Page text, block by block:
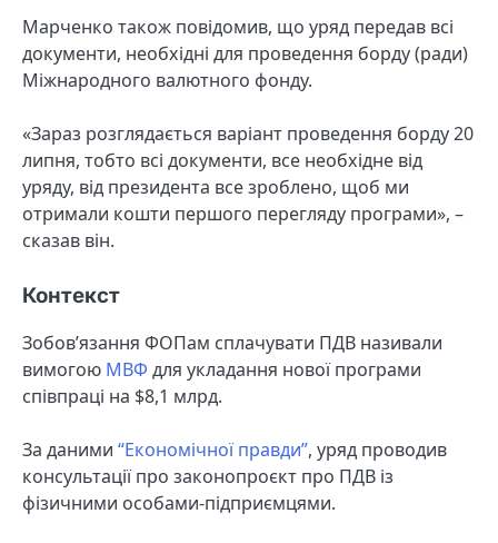
Марченко також повідомив, що уряд передав всі
документи, необхідні для проведення борду (ради)
Міжнародного валютного фонду.
«Зараз розглядається варіант проведення борду 20
липня, тобто всі документи, все необхідне від
уряду, від президента все зроблено, щоб ми
отримали кошти першого перегляду програми», –
сказав він.
Контекст
Зобов’язання ФОПам сплачувати ПДВ називали
вимогою МВФ для укладання нової програми
співпраці на $8,1 млрд.
За даними “Економічної правди”, уряд проводив
консультації про законопроєкт про ПДВ із
фізичними особами-підприємцями.